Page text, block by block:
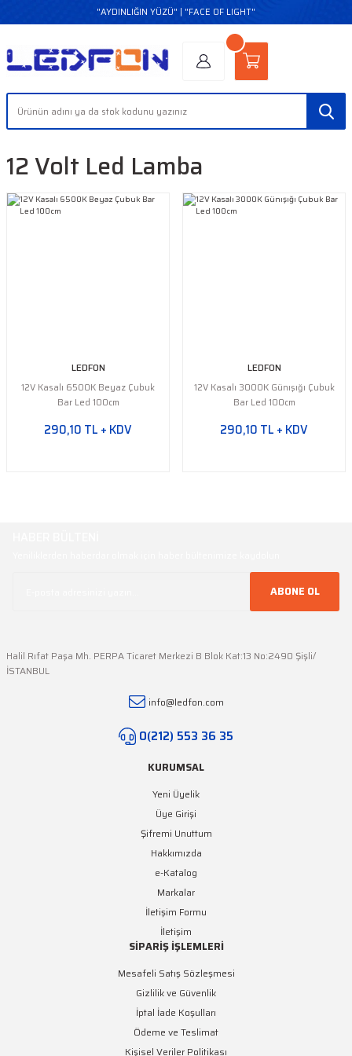
"AYDINLIĞIN YÜZÜ" | "FACE OF LIGHT"
12 Volt Led Lamba
LEDFON
12V Kasalı 6500K Beyaz Çubuk
Bar Led 100cm
290,10 TL + KDV
LEDFON
12V Kasalı 3000K Günışığı Çubuk
Bar Led 100cm
290,10 TL + KDV
ABONE OL
Halil Rıfat Paşa Mh. PERPA Ticaret Merkezi B Blok Kat:13 No:2490 Şişli/
İSTANBUL
info@ledfon.com
0(212) 553 36 35
KURUMSAL
Yeni Üyelik
Üye Girişi
Şifremi Unuttum
Hakkımızda
e-Katalog
Markalar
İletişim Formu
İletişim
SİPARİŞ İŞLEMLERİ
Mesafeli Satış Sözleşmesi
Gizlilik ve Güvenlik
İptal İade Koşulları
Ödeme ve Teslimat
Kişisel Veriler Politikası